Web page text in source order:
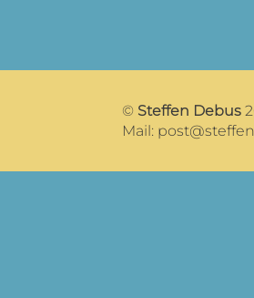
© Steffen Debus
Mail: